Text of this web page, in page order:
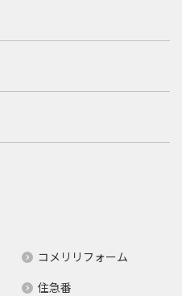
コメリリフォーム
住急番